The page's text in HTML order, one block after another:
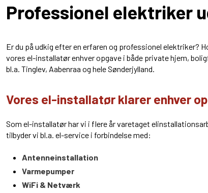
​Professionel elektriker
Er du på udkig efter en erfaren og professionel elektriker?
vores el-installatør enhver opgave i både private hjem,
bl.a. Tinglev, Aabenraa og hele Sønderjylland.
Vores el-installatør klarer enhver
Som el-installatør har vi i flere år varetaget
tilbyder vi bl.a. el-service i forbindelse med:
Antenneinstallation
Varmepumper
WiFi & Netværk